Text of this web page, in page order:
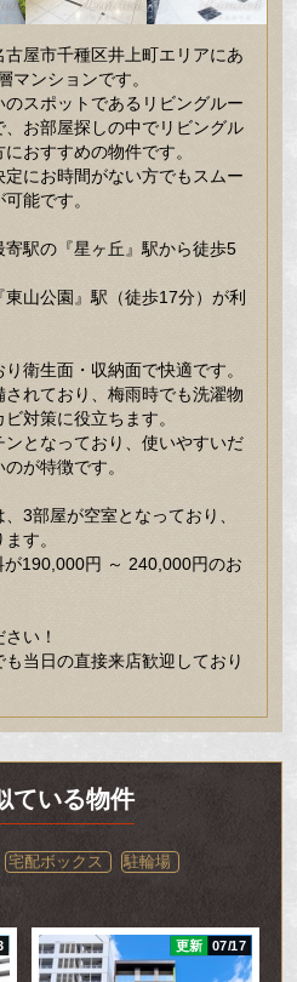
古屋市千種区井上町エリアにあ
マンションです。
スポットであるリビングルー
、お部屋探しの中でリビングル
おすすめの物件です。
にお時間がない方でもスムー
能です。
寄駅の『星ヶ丘』駅から徒歩5
山公園』駅（徒歩17分）が利
衛生面・収納面で快適です。
れており、梅雨時でも洗濯物
対策に役立ちます。
となっており、使いやすいだ
が特徴です。
3部屋が空室となっており、
す。
190,000円 ～ 240,000円のお
い！
当日の直接来店歓迎しており
ている物件
宅配ボックス 駐輪場
更新 07/17